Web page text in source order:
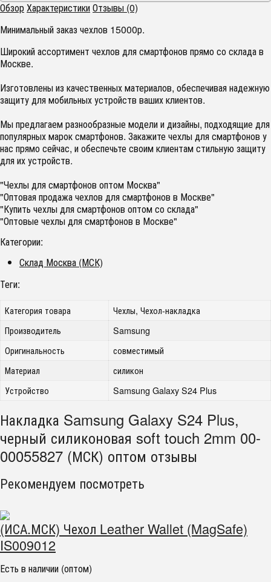
ОбзорХарактеристикиОтзывы (0)
Минимальный заказ чехлов 15000р.
Широкий ассортимент чехлов для смартфонов прямо со склада в
Москве.
Изготовлены из качественных материалов, обеспечивая надежную
защиту для мобильных устройств ваших клиентов.
Мы предлагаем разнообразные модели и дизайны, подходящие для
популярных марок смартфонов. Закажите чехлы для смартфонов у
нас прямо сейчас, и обеспечьте своим клиентам стильную защиту
для их устройств.
"Чехлы для смартфонов оптом Москва"
"Оптовая продажа чехлов для смартфонов в Москве"
"Купить чехлы для смартфонов оптом со склада"
"Оптовые чехлы для смартфонов в Москве"
Категории:
Склад Москва (МСК)
Теги:
Категория товара
Чехлы, Чехол-накладка
Производитель
Samsung
Оригинальность
совместимый
Материал
силикон
Устройство
Samsung Galaxy S24 Plus
Накладка Samsung Galaxy S24 Plus,
черный силиконовая soft touch 2mm 00-
00055827 (МСК) оптом отзывы
Рекомендуем посмотреть
(ИСА.МСК) Чехол Leather Wallet (MagSafe)
IS009012
Есть в наличии (оптом)